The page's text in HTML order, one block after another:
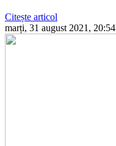
Citește articol
marți, 31 august 2021, 20:54